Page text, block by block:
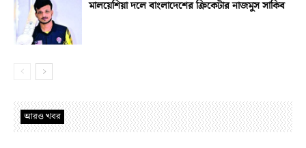
মালয়েশিয়া দলে বাংলাদেশের ক্রিকেটার নাজমুস সাকিব
আরও খবর